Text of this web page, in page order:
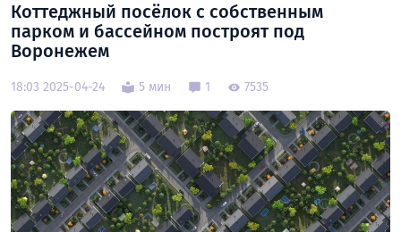
Коттеджный посёлок с собственным
парком и бассейном построят под
Воронежем
18:03 2025-04-24 5 мин 1 7535